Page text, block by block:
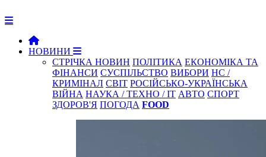
НОВИНИ
СТРІЧКА НОВИН ПОЛІТИКА ЕКОНОМІКА ТА
ФІНАНСИ СУСПІЛЬСТВО ВИБОРИ НС /
КРИМІНАЛ СВІТ РОСІЙСЬКО-УКРАЇНСЬКА
ВІЙНА НАУКА / ТЕХНО / IT АВТО СПОРТ
ЗДОРОВ'Я ПОГОДА FOOD